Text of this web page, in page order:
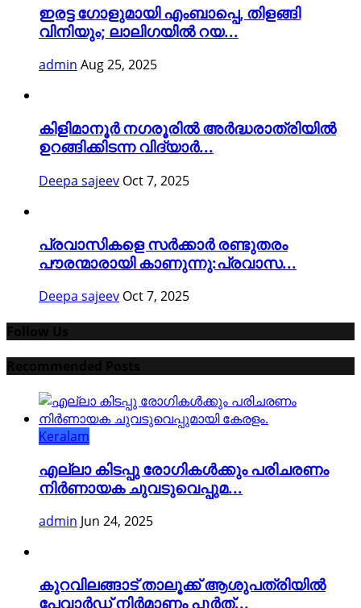
ഇരട്ട ഗോളുമായി എംബാപ്പെ, തിളങ്ങി
വിനിയും; ലാലിഗയില്‍ റയ...
admin Aug 25, 2025
കിളിമാനൂർ നഗരൂരിൽ അർദ്ധരാത്രിയിൽ
ഉറങ്ങിക്കിടന്ന വിദ്യാർ...
Deepa sajeev Oct 7, 2025
പ്രവാസികളെ സർക്കാർ രണ്ടുതരം
പൗരന്മാരായി കാണുന്നു:പ്രവാസ...
Deepa sajeev Oct 7, 2025
Keralam
എല്ലാ കിടപ്പു രോഗികൾക്കും പരിചരണം
നിർണായക ചുവടുവെപ്പുമ...
admin Jun 24, 2025
കുറവിലങ്ങാട് താലൂക്ക് ആശുപത്രിയിൽ
പേവാർഡ് നിർമാണം പൂർത്...